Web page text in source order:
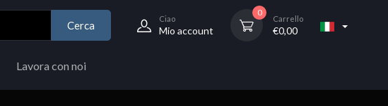
Cerca
Ciao
Mio account
0
Carrello
€0,00
Lavora con noi